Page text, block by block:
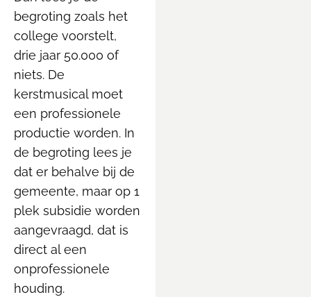
begroting zoals het
college voorstelt,
drie jaar 50.000 of
niets. De
kerstmusical moet
een professionele
productie worden. In
de begroting lees je
dat er behalve bij de
gemeente, maar op 1
plek subsidie worden
aangevraagd, dat is
direct al een
onprofessionele
houding.